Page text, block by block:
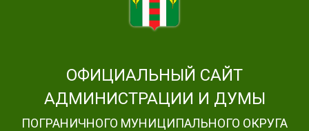
ОФИЦИАЛЬНЫЙ САЙТ
АДМИНИСТРАЦИИ И ДУМЫ
ПОГРАНИЧНОГО МУНИЦИПАЛЬНОГО ОКРУГА